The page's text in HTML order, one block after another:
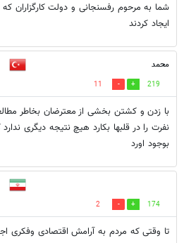
شما به مرحوم رفسنجانی و دولت کارگزاران
ایجاد کردند
محمد
219
11
با زدن و کشتن بخشی از معترضان بخاطر
نفرت را در قلبها بکارد هیچ نتیجه دیگری
بوجود اورد
174
2
تا وقتی که مردم به آرامش اقتصادی وفکری